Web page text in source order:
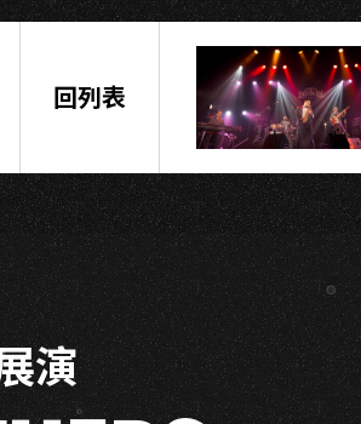
回列表
演